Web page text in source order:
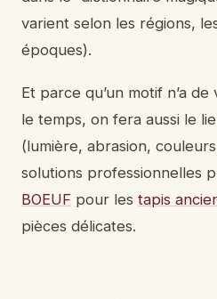
varient selon les régions,
époques).
Et parce qu’un motif n’a
le temps, on fera aussi le
(lumière, abrasion,
solutions professionnelles
BOEUF pour les tapis
pièces délicates.